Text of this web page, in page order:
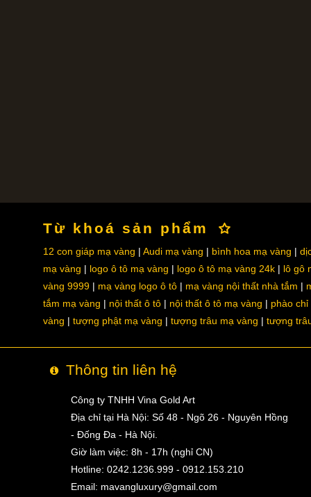
Từ khoá sản phẩm
12 con giáp mạ vàng Audi mạ vàng bình hoa mạ vàng
mạ vàng
logo ô tô mạ vàng logo ô tô mạ vàng 24k
lô gô
vàng 9999
mạ vàng logo ô tô mạ vàng nội thất nhà tắm
tắm mạ vàng
nội thất ô tô nội thất ô tô mạ vàng
phào chỉ
vàng
tượng phật mạ vàng tượng trâu mạ vàng tượng
Thông tin liên hệ
Công ty TNHH Vina Gold Art
Địa chỉ tại Hà Nội: Số 48 - Ngõ 26 - Nguyên Hồng
- Đống Đa - Hà Nội.
Giờ làm việc: 8h - 17h (nghỉ CN)
Hotline: 0242.1236.999 - 0912.153.210
Email: mavangluxury@gmail.com